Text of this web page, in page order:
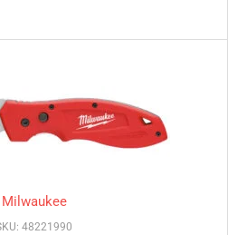
Milwaukee
48221990